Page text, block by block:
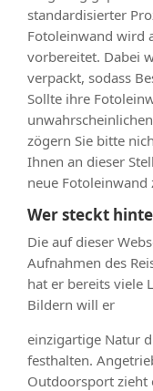
standardisierter
Fotoleinwand wird
vorbereitet. Dabei
verpackt, sodass
Sollte ihre
zögern Sie bitte
Ihnen an dieser
neue Fotoleinwand
Wer steckt
Die auf dieser
Aufnahmen des
hat er bereits viele
Bildern will er
einzigartige Natur
festhalten.
Outdoorsport zieht